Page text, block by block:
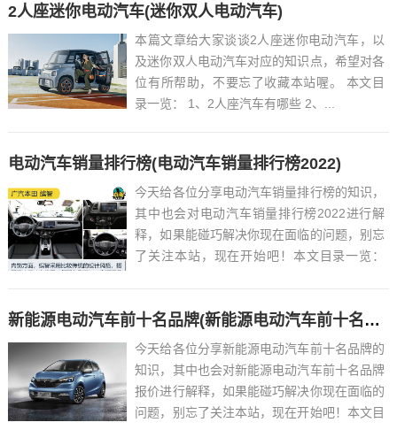
2人座迷你电动汽车(迷你双人电动汽车)
本篇文章给大家谈谈2人座迷你电动汽车，以
及迷你双人电动汽车对应的知识点，希望对各
位有所帮助，不要忘了收藏本站喔。 本文目
录一览： 1、2人座汽车有哪些 2、...
电动汽车销量排行榜(电动汽车销量排行榜2022)
今天给各位分享电动汽车销量排行榜的知识，
其中也会对电动汽车销量排行榜2022进行解
释，如果能碰巧解决你现在面临的问题，别忘
了关注本站，现在开始吧！本文目录一览：
新能源电动汽车前十名品牌(新能源电动汽车前十名品牌报价)
今天给各位分享新能源电动汽车前十名品牌的
知识，其中也会对新能源电动汽车前十名品牌
报价进行解释，如果能碰巧解决你现在面临的
问题，别忘了关注本站，现在开始吧！本文目